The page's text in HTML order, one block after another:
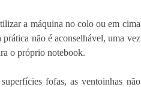
a máquina no colo ou em cima
não é aconselhável, uma vez
o próprio notebook.
fofas, as ventoinhas não